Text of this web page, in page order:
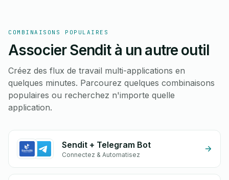
COMBINAISONS POPULAIRES
Associer Sendit à un autre outil
Créez des flux de travail multi-applications en
quelques minutes. Parcourez quelques combinaisons
populaires ou recherchez n'importe quelle
application.
Sendit + Telegram Bot
Connectez & Automatisez